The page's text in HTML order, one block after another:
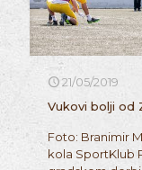
21/05/2019
Vukovi bolji od
Foto: Branimir
kola SportKlub